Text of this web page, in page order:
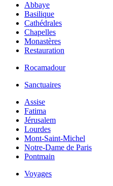
Abbaye
Basilique
Cathédrales
Chapelles
Monastères
Restauration
Rocamadour
Sanctuaires
Assise
Fatima
Jérusalem
Lourdes
Mont-Saint-Michel
Notre-Dame de Paris
Pontmain
Voyages